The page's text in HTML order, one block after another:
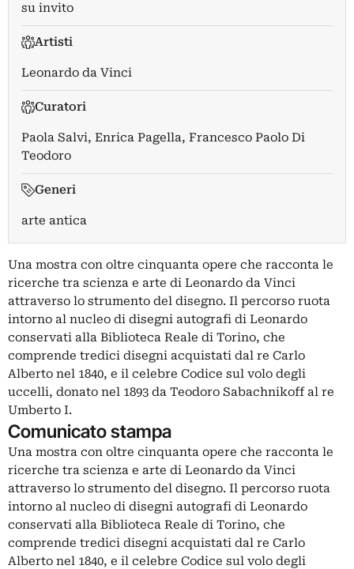
su invito
Artisti
Leonardo da Vinci
Curatori
Paola Salvi, Enrica Pagella, Francesco Paolo Di
Teodoro
Generi
arte antica
Una mostra con oltre cinquanta opere che racconta le
ricerche tra scienza e arte di Leonardo da Vinci
attraverso lo strumento del disegno. Il percorso ruota
intorno al nucleo di disegni autografi di Leonardo
conservati alla Biblioteca Reale di Torino, che
comprende tredici disegni acquistati dal re Carlo
Alberto nel 1840, e il celebre Codice sul volo degli
uccelli, donato nel 1893 da Teodoro Sabachnikoff al re
Umberto I.
Comunicato stampa
Una mostra con oltre cinquanta opere che racconta le
ricerche tra scienza e arte di Leonardo da Vinci
attraverso lo strumento del disegno. Il percorso ruota
intorno al nucleo di disegni autografi di Leonardo
conservati alla Biblioteca Reale di Torino, che
comprende tredici disegni acquistati dal re Carlo
Alberto nel 1840, e il celebre Codice sul volo degli